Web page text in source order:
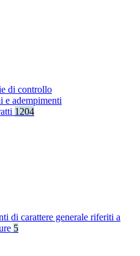
di controllo
e adempimenti
1204
di carattere generale riferiti a
5